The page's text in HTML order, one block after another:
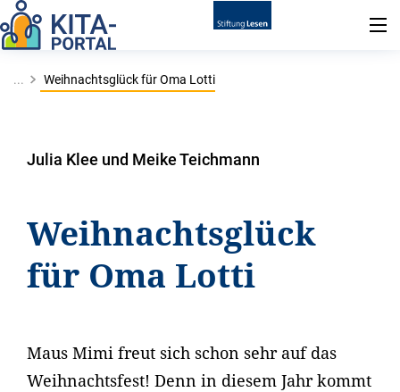
... Weihnachtsglück für Oma Lotti
Julia Klee und Meike Teichmann
Weihnachtsglück
für Oma Lotti
Maus Mimi freut sich schon sehr auf das
Weihnachtsfest! Denn in diesem Jahr kommt